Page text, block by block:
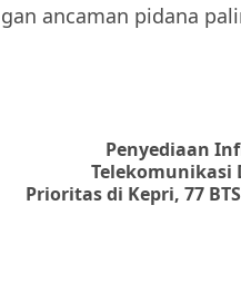
ancaman pidana
Previous
post:
post:
Penyediaan
Telekomunikasi
Prioritas di Kepri, 77